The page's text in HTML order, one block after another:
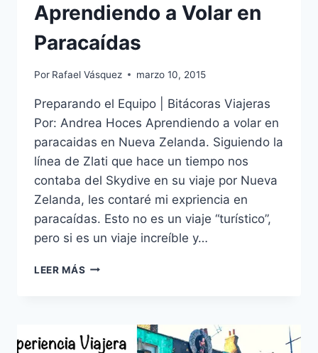
Aprendiendo a Volar en
Paracaídas
Por Rafael Vásquez marzo 10, 2015
Preparando el Equipo | Bitácoras Viajeras
Por: Andrea Hoces Aprendiendo a volar en
paracaidas en Nueva Zelanda. Siguiendo la
línea de Zlati que hace un tiempo nos
contaba del Skydive en su viaje por Nueva
Zelanda, les contaré mi expriencia en
paracaídas. Esto no es un viaje “turístico”,
pero si es un viaje increíble y…
LEER MÁS COSAS
APRENDIENDO
A